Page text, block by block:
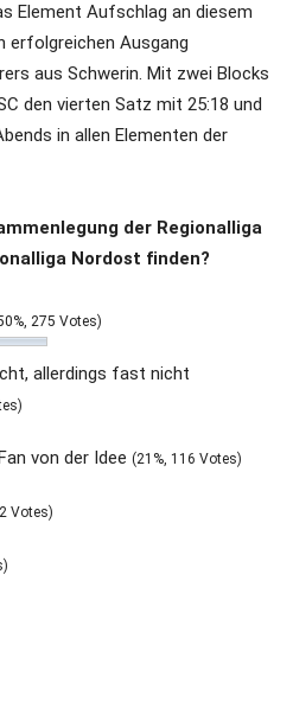
Element Aufschlag an diesem
erfolgreichen Ausgang
aus Schwerin. Mit zwei Blocks
den vierten Satz mit 25:18 und
in allen Elementen der
der Regionalliga
Nordost finden?
275 Votes)
allerdings fast nicht
von der Idee (21%, 116 Votes)
Votes)